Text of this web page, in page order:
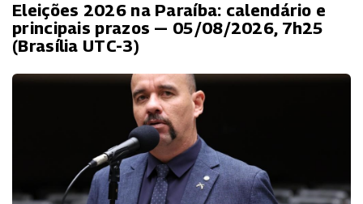
Eleições 2026 na Paraíba: calendário e
principais prazos — 05/08/2026, 7h25
(Brasília UTC-3)